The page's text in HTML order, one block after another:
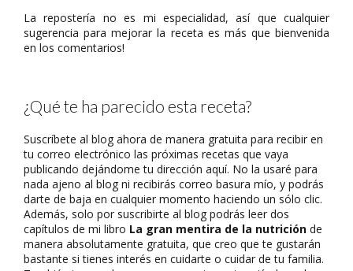
La repostería no es mi especialidad, así que cualquier
sugerencia para mejorar la receta es más que bienvenida
en los comentarios!
¿Qué te ha parecido esta receta?
Suscríbete al blog ahora de manera gratuita para recibir en
tu correo electrónico las próximas recetas que vaya
publicando dejándome tu dirección aquí. No la usaré para
nada ajeno al blog ni recibirás correo basura mío, y podrás
darte de baja en cualquier momento haciendo un sólo clic.
Además, solo por suscribirte al blog podrás leer dos
capítulos de mi libro La gran mentira de la nutrición de
manera absolutamente gratuita, que creo que te gustarán
bastante si tienes interés en cuidarte o cuidar de tu familia.